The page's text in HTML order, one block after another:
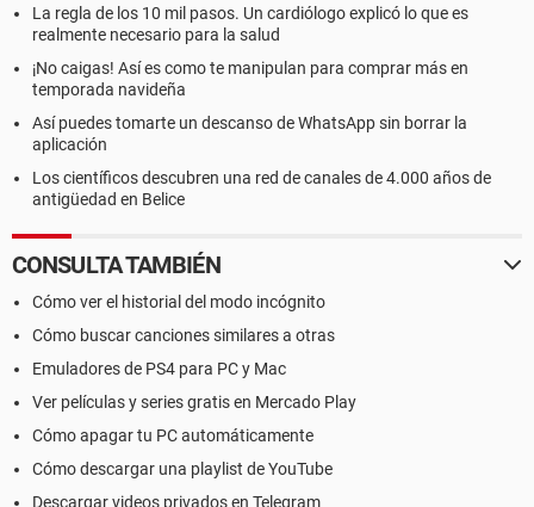
La regla de los 10 mil pasos. Un cardiólogo explicó lo que es
realmente necesario para la salud
¡No caigas! Así es como te manipulan para comprar más en
temporada navideña
Así puedes tomarte un descanso de WhatsApp sin borrar la
aplicación
Los científicos descubren una red de canales de 4.000 años de
antigüedad en Belice
CONSULTA TAMBIÉN
Cómo ver el historial del modo incógnito
Cómo buscar canciones similares a otras
Emuladores de PS4 para PC y Mac
Ver películas y series gratis en Mercado Play
Cómo apagar tu PC automáticamente
Cómo descargar una playlist de YouTube
Descargar videos privados en Telegram